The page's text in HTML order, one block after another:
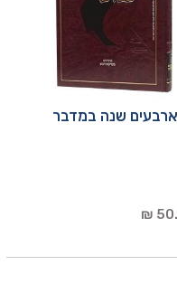
ארבעים שנה במדבר